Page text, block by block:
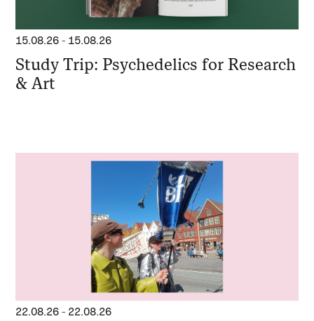
15.08.26 - 15.08.26
Study Trip: Psychedelics for Research
& Art
22.08.26 - 22.08.26